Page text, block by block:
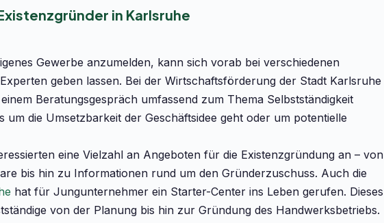
in Karlsruhe
Gewerbe anzumelden, kann sich vorab bei verschiedenen
geben lassen. Bei der Wirtschaftsförderung der Stadt Karlsruhe
Beratungsgespräch umfassend zum Thema Selbstständigkeit
um die Umsetzbarkeit der Geschäftsidee geht oder um potentielle
eine Vielzahl an Angeboten für die Existenzgründung an – von
bis hin zu Informationen rund um den Gründerzuschuss. Auch die
hat für Jungunternehmer ein Starter-Center ins Leben gerufen. Dieses
von der Planung bis hin zur Gründung des Handwerksbetriebs.